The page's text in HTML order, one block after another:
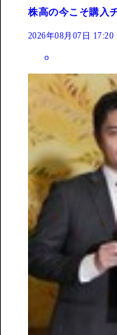
株高の今こそ購入
2026年08月07日 17:20